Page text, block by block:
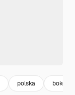
polska bokeh